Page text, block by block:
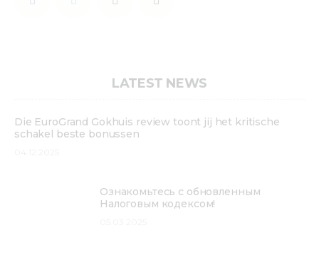
LATEST NEWS
Die EuroGrand Gokhuis review toont jij het kritische
schakel beste bonussen
Ознакомьтесь с обновленным
Налоговым кодексом!